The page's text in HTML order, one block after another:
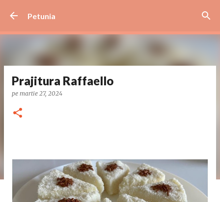
Petunia
Prajitura Raffaello
pe martie 27, 2024